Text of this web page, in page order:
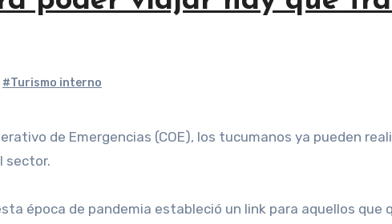
#Turismo interno
sector.
época de pandemia estableció un link para aquellos que